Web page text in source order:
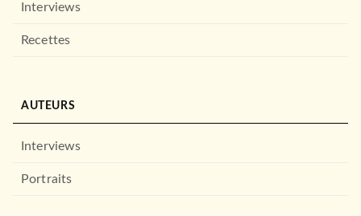
Interviews
Recettes
AUTEURS
Interviews
Portraits